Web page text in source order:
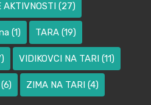
AKTIVNOSTI (27)
(1) TARA (19)
VIDIKOVCI NA TARI (11)
(6) ZIMA NA TARI (4)